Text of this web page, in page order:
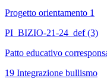
Progetto orientamento 1
PI_BIZIO-21-24_def (3)
Patto educativo
19 Integrazione bullismo